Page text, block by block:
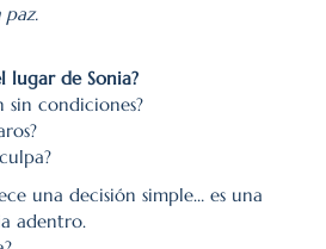
paz.
lugar de Sonia?
sin condiciones?
una decisión simple… es una
adentro.